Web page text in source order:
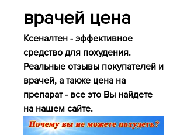
врачей цена
Ксеналтен - эффективное
средство для похудения.
Реальные отзывы покупателей и
врачей, а также цена на
препарат - все это Вы найдете
на нашем сайте.